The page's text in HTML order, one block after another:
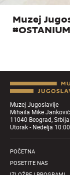
Muzej
Muzej Jugoslavije
Mihaila Mike
11040 Beograd, Srbija
Utorak - Nedelja
POČETNA
POSETITE NAS